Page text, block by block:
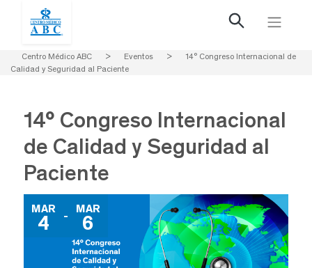
Centro Médico ABC > Eventos >
14° Congreso Internacional de
Calidad y Seguridad al Paciente
14° Congreso Internacional
de Calidad y Seguridad al
Paciente
MAR
4 -
MAR
6